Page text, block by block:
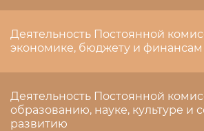
Деятельность Постоянной
экономике, бюджету и финансам
Деятельность Постоянной
образованию, науке, культуре и
развитию